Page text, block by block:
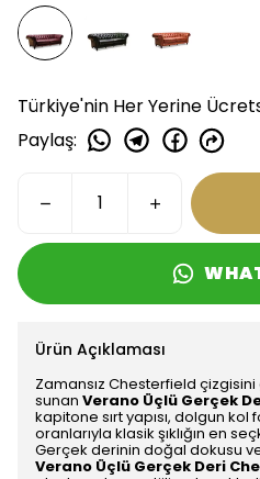
Türkiye'nin Her Yerine
Paylaş:
Ürün Açıklaması
Zamansız Chesterfield
sunan Verano Üçlü Gerçek
kapitone sırt yapısı, dolgun kol
oranlarıyla klasik şıklığın en
Gerçek derinin doğal dokusu
Verano Üçlü Gerçek Deri